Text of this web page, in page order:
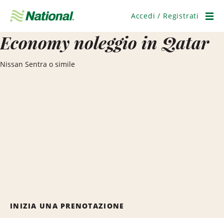
navigazione
Accedi / Registrati
Economy noleggio in Qatar
Nissan Sentra o simile
INIZIA UNA PRENOTAZIONE